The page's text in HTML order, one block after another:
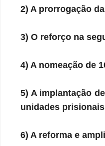
2) A prorrogação
3) O reforço na
4) A nomeação de
5) A implantação
unidades
6) A reforma e